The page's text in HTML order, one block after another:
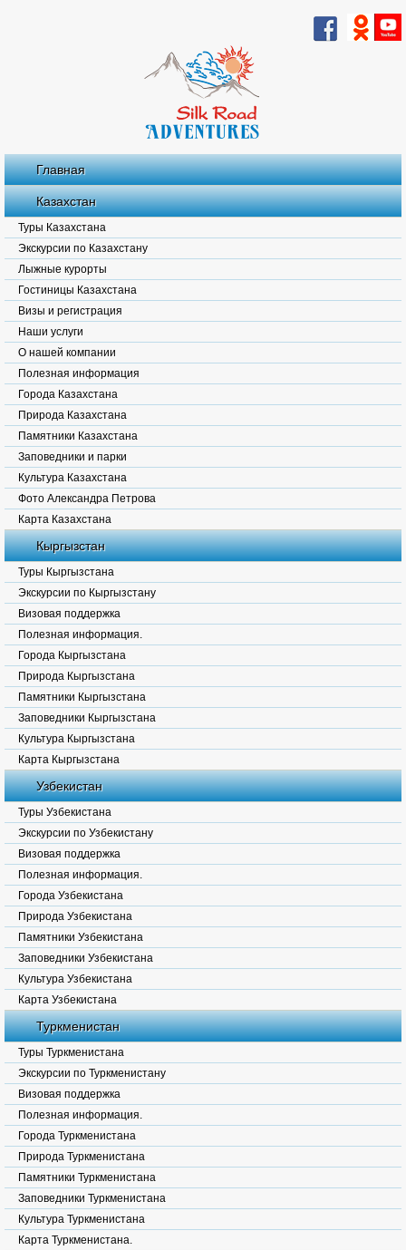
Главная
Казахстан
Туры Казахстана
Экскурсии по Казахстану
Лыжные курорты
Гостиницы Казахстана
Визы и регистрация
Наши услуги
О нашей компании
Полезная информация
Города Казахстана
Природа Казахстана
Памятники Казахстана
Заповедники и парки
Культура Казахстана
Фото Александра Петрова
Карта Казахстана
Кыргызстан
Туры Кыргызстана
Экскурсии по Кыргызстану
Визовая поддержка
Полезная информация.
Города Кыргызстана
Природа Кыргызстана
Памятники Кыргызстана
Заповедники Кыргызстана
Культура Кыргызстана
Карта Кыргызстана
Узбекистан
Туры Узбекистана
Экскурсии по Узбекистану
Визовая поддержка
Полезная информация.
Города Узбекистана
Природа Узбекистана
Памятники Узбекистана
Заповедники Узбекистана
Культура Узбекистана
Карта Узбекистана
Туркменистан
Туры Туркменистана
Экскурсии по Туркменистану
Визовая поддержка
Полезная информация.
Города Туркменистана
Природа Туркменистана
Памятники Туркменистана
Заповедники Туркменистана
Культура Туркменистана
Карта Туркменистана.